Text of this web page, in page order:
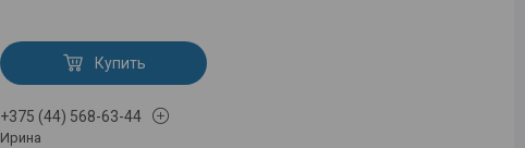
Купить
+375 (44) 568-63-44
Ирина